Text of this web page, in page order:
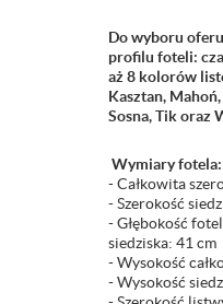
Do wyboru
profilu foteli:
aż 8 kolorów
Kasztan,
Sosna, Tik oraz
Wymiary
- Całkowita
- Szerokość
- Głębokość
siedziska: 41 cm
- Wysokość
- Wysokość